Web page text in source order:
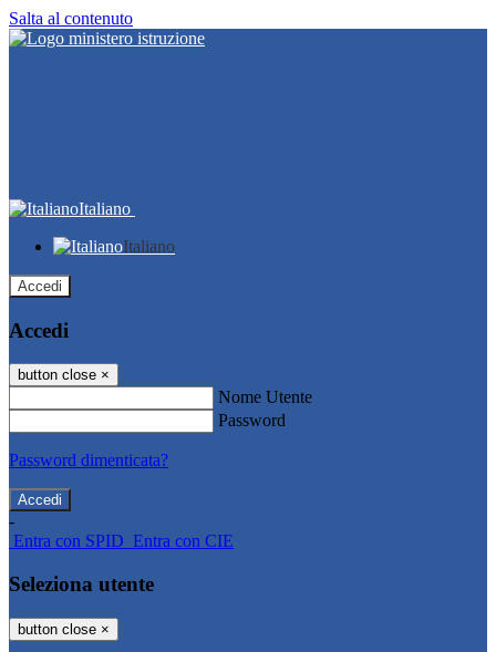
Salta al contenuto
Italiano
Italiano
Accedi
Accedi
button close ×
Nome Utente
Password
Password dimenticata?
-
Entra con SPID Entra con CIE
Seleziona utente
button close ×